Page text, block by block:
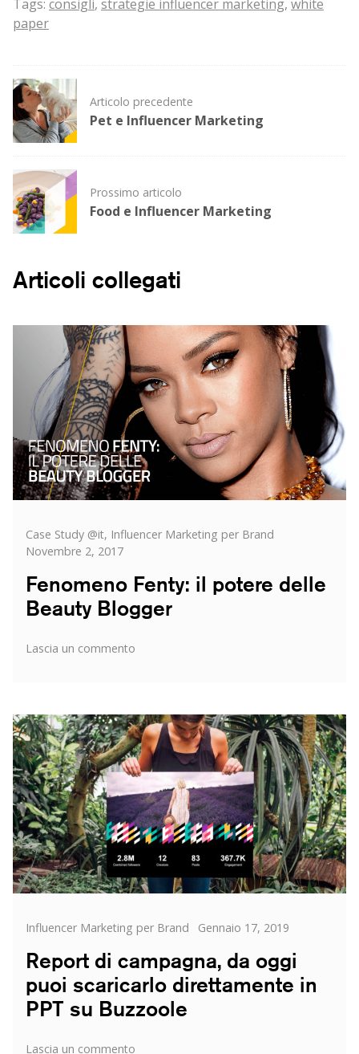
Tags: consigli, strategie influencer marketing, white
paper
Post
navigation
Articolo precedente
Pet e Influencer Marketing
Prossimo articolo
Food e Influencer Marketing
Articoli collegati
Categorie
Case Study @it, Influencer Marketing per Brand
Novembre 2, 2017
Fenomeno Fenty: il potere delle
Beauty Blogger
Lascia un commento
potere
delle
Beauty
Blogger
Categorie
Influencer Marketing per Brand
Posted
Gennaio 17, 2019
Report di campagna, da oggi
puoi scaricarlo direttamente in
PPT su Buzzoole
Lascia un commento